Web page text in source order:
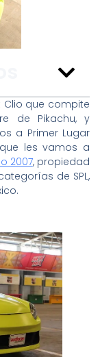
Clio que compite
de Pikachu, y
a Primer Lugar
les vamos a
2007, propiedad
de SPL,